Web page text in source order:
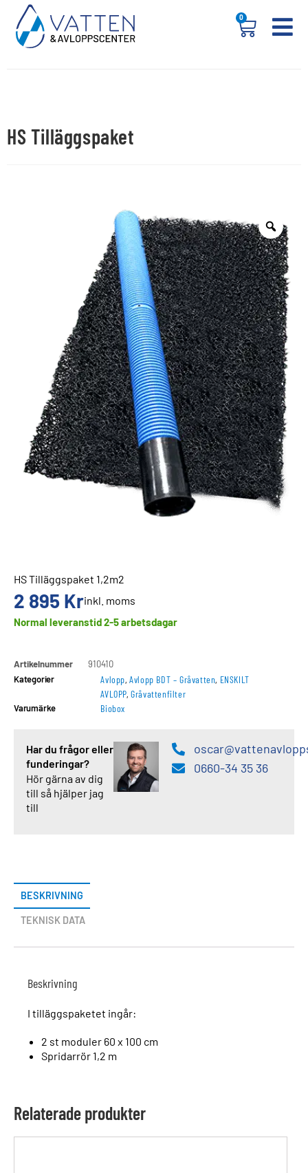
0
HS Tilläggspaket
HS Tilläggspaket 1,2m2
2 895 Krinkl. moms
Normal leveranstid 2-5 arbetsdagar
Artikelnummer
910410
Kategorier
Avlopp,Avlopp BDT – Gråvatten, ENSKILT
AVLOPP,Gråvattenfilter
Varumärke Biobox
Har du frågor eller
funderingar?
Hör gärna av dig
till så hjälper jag
till
0660-34 35 36
BESKRIVNING
TEKNISK DATA
Beskrivning
I tilläggspaketet ingår:
2 st moduler 60 x 100 cm
Spridarrör 1,2 m
Relaterade produkter